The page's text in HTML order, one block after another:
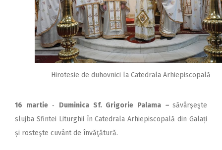
Hirotesie de duhovnici la Catedrala Arhiepiscopală
16 martie‑ Duminica Sf. Grigorie Palama – săvârşeşte
slujba Sfintei Liturghii în Catedrala Arhiepiscopală din Galați
și rosteşte cuvânt de învăţătură.